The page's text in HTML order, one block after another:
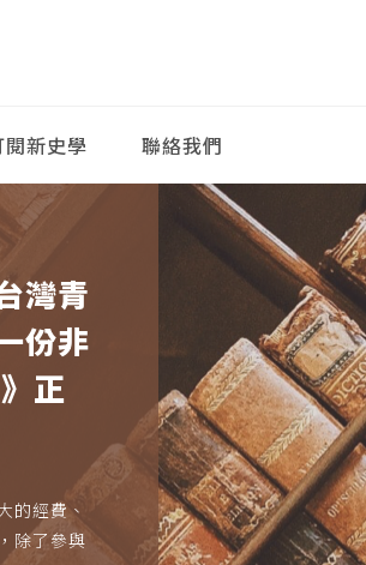
閱新史學 聯絡我們
灣青
份非
正
的經費、
除了參與